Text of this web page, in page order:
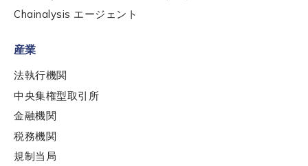
*
Role Function
Role Level
Chainalysis エージェント
産業
法執行機関
中央集権型取引所
金融機関
税務機関
規制当局